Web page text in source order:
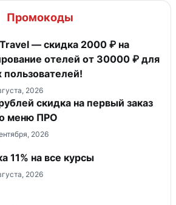
Промокоды
— скидка 2000 ₽ на
отелей от 30000 ₽ для
пользователей!
2026
скидка на первый заказ
меню ПРО
2026
11% на все курсы
2026